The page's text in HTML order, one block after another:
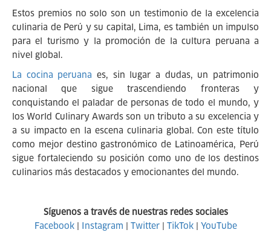
Estos premios no solo son un testimonio de la excelencia
culinaria de Perú y su capital, Lima, es también un impulso
para el turismo y la promoción de la cultura peruana a
nivel global.
La cocina peruana es, sin lugar a dudas, un patrimonio
nacional que sigue trascendiendo fronteras y
conquistando el paladar de personas de todo el mundo, y
los World Culinary Awards son un tributo a su excelencia y
a su impacto en la escena culinaria global. Con este título
como mejor destino gastronómico de Latinoamérica, Perú
sigue fortaleciendo su posición como uno de los destinos
culinarios más destacados y emocionantes del mundo.
Síguenos a través de nuestras redes sociales
Facebook| Instagram Twitter| TikTok| YouTube